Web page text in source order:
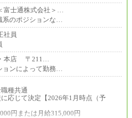
富士通株式会社＞…
系のポジションな…
社員
本店 〒211…
ョンによって勤務…
種共通
じて決定【2026年1月時点（予
円または月給315,000円